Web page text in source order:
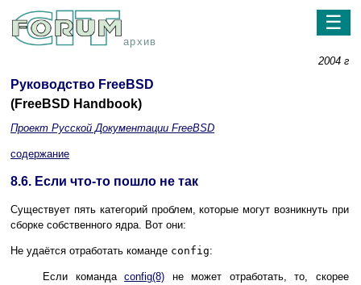
архив
☰
2004 г
Руководство FreeBSD
(FreeBSD Handbook)
Проект Русской Документации FreeBSD
содержание
8.6. Если что-то пошло не так
Существует пять категорий проблем, которые могут возникнуть при
сборке собственного ядра. Вот они:
Не удаётся отработать команде config:
Если командаconfig(8) не может отработать, то, скорее